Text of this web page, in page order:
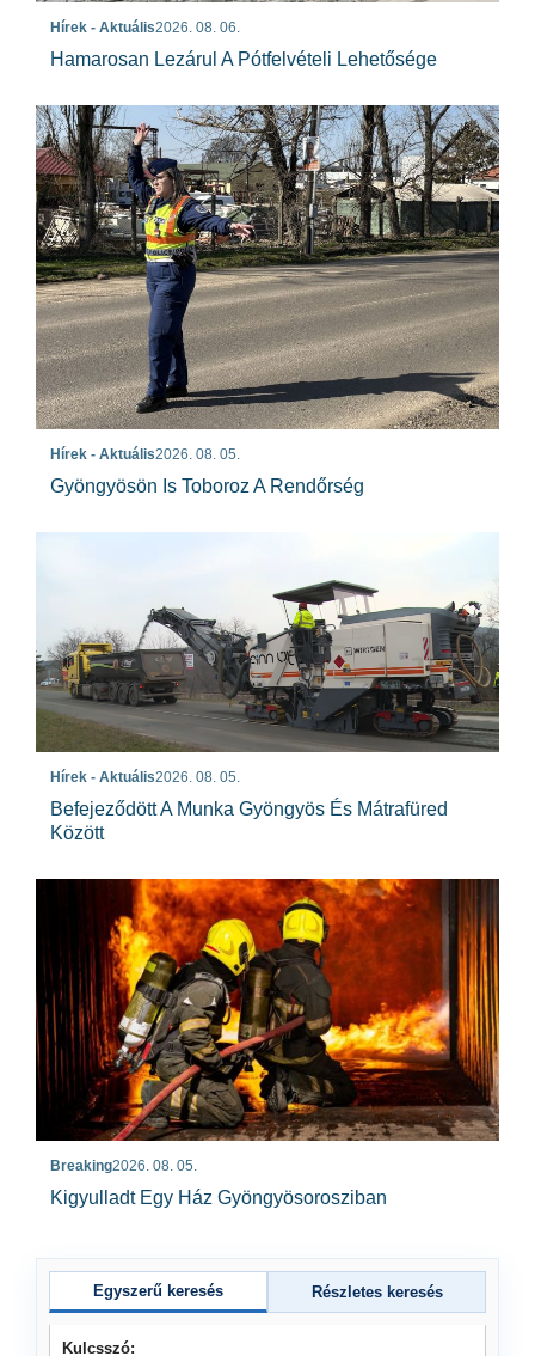
Hírek - Aktuális2026. 08. 06.
Hamarosan Lezárul A Pótfelvételi Lehetősége
Hírek - Aktuális2026. 08. 05.
Gyöngyösön Is Toboroz A Rendőrség
Hírek - Aktuális2026. 08. 05.
Befejeződött A Munka Gyöngyös És Mátrafüred
Között
Breaking2026. 08. 05.
Kigyulladt Egy Ház Gyöngyösorosziban
Egyszerű keresés Részletes keresés
Kulcsszó: